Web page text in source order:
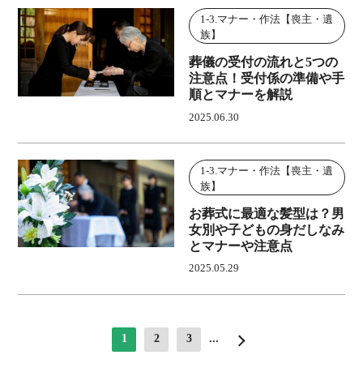
1-3.マナー・作法【喪主・遺
族】
葬儀の受付の流れと5つの
注意点！受付係の準備や手
順とマナーを解説
2025.06.30
1-3.マナー・作法【喪主・遺
族】
お葬式に最適な髪型は？男
女別や子どもの身だしなみ
とマナーや注意点
2025.05.29
1 2 3 ... >